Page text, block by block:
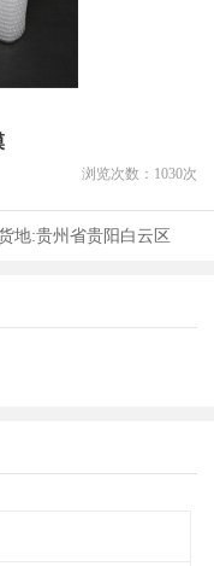
浏览次数： 1030次
地:贵州省贵阳白云区